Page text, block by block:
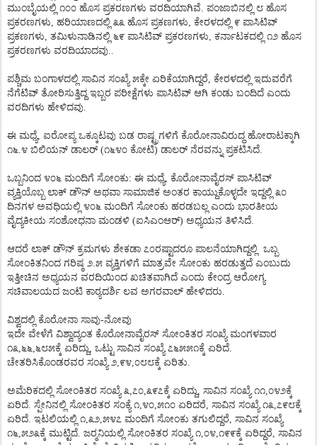
ಮುಂಬೈಯಲ್ಲಿ ೧೦೦ ಹೊಸ ಪ್ರಕರಣಗಳು ವರದಿಯಾಗಿವೆ. ಪಂಜಾಬಿನಲ್ಲಿ ೮ ಹೊಸ
ಪ್ರಕರಣಗಳು, ಹರಿಯಾಣದಲ್ಲಿ ೩೩ ಹೊಸ ಪ್ರಕಣಗಳು, ಕೇರಳದಲ್ಲಿ ೯ ಪಾಸಿಟಿವ್
ಪ್ರಕಣಗಳು, ತಮಿಳುನಾಡಿನಲ್ಲಿ ೬೯ ಪಾಸಿಟಿವ್ ಪ್ರಕರಣಗಳು, ಕರ್ನಾಟಕದಲ್ಲಿ ೧೨ ಹೊಸ
ಪ್ರಕರಣಗಳು ವರದಿಯಾದವು..
ಪಶ್ಚಿಮ ಬಂಗಾಳದಲ್ಲಿ ಸಾವಿನ ಸಂಖ್ಯೆ ೫ಕ್ಕೇ ಏರಿಕೆಯಾಗಿದ್ದರೆ, ಕೇರಳದಲ್ಲಿ ಇದುವರೆಗೆ
ನೆಗೆಟಿವ್ ತೋರಿಸುತ್ತಿದ್ದ ಇಬ್ಬರ ಪರೀಕ್ಷೆಗಳು ಪಾಸಿಟಿವ್ ಆಗಿ ಕಂಡು ಬಂದಿದೆ ಎಂದು
ವರದಿಗಳು ಹೇಳಿದವು.
ಈ ಮಧ್ಯೆ, ಐರೋಪ್ಯ ಒಕ್ಕೂಟವು ಬಡ ರಾಷ್ಟ್ರಗಳಿಗೆ ಕೊರೋನಾವಿರುದ್ಧ ಹೋರಾಟಕ್ಕಾಗಿ
೧೬.೪ ಬಿಲಿಯನ್ ಡಾಲರ್(೧೬೪೦ ಕೋಟಿ) ಡಾಲರ್ ನೆರವನ್ನು ಪ್ರಕಟಿಸಿದೆ.
ಒಬ್ಬನಿಂದ ೪೦೬ ಮಂದಿಗೆ ಸೋಂಕು: ಈ ಮಧ್ಯೆ, ಕೊರೋನಾವೈರಸ್ ಪಾಸಿಟಿವ್
ವ್ಯಕ್ತಿಯೊಬ್ಬ ಲಾಕ್ ಡೌನ್ ಅಥವಾ ಸಾಮಾಜಿಕ ಅಂತರ ಕಾಯ್ದುಕೊಳ್ಳದೇ ಇದ್ದಲ್ಲಿ ೩೦
ದಿನಗಳ ಅವಧಿಯಲ್ಲಿ ೪೦೬ ಮಂದಿಗೆ ಸೋಂಕು ಹರಡಬಲ್ಲ ಎಂದು ಭಾರತೀಯ
ವೈದ್ಯಕೀಯ ಸಂಶೋಧನಾ ಮಂಡಳಿ (ಐಸಿಎಂಆರ್) ಅಧ್ಯಯನ ತಿಳಿಸಿದೆ.
ಆದರೆ ಲಾಕ್ ಡೌನ್ ಕ್ರಮಗಳು ಶೇಕಡಾ ೭೦ರಷ್ಟಾದರೂ ಪಾಲನೆಯಾಗಿದ್ದಲ್ಲಿ ಒಬ್ಬ
ಸೋಂಕಿತನಿಂದ ಗರಿಷ್ಠ ೨.೫ ವ್ಯಕ್ತಿಗಳಿಗೆ ಮಾತ್ರವೇ ಸೋಂಕು ಹರಡುತ್ತದೆ ಎಂಬುದು
ಇತ್ತೀಚಿನ ಅಧ್ಯಯನ ವರದಿಯಿಂದ ಖಚಿತವಾಗಿದೆ ಎಂದು ಕೇಂದ್ರ ಆರೋಗ್ಯ
ಸಚಿವಾಲಯದ ಜಂಟಿ ಕಾರ್‍ಯದರ್ಶಿ ಲವ ಅಗರವಾಲ್ ಹೇಳಿದರು.
ವಿಶ್ವದಲ್ಲಿ ಕೊರೋನಾ ಸಾವು-ನೋವು
ಇದೇ ವೇಳೆಗೆ ವಿಶ್ವಾದ್ಯಂತ ಕೊರೋನಾವೈರಸ್ ಸೋಂಕಿತರ ಸಂಖ್ಯೆ ಮಂಗಳವಾರ
೧೩,೬೬,೬೮೫ಕ್ಕೆ ಏರಿದ್ದು, ಒಟ್ಟು ಸಾವಿನ ಸಂಖ್ಯೆ ೭೬೫೫೧ಕ್ಕೆ ಏರಿದೆ.
ಚೇತರಿಸಿಕೊಂಡರವರ ಸಂಖ್ಯೆ ೨,೯೪,೦೮೮ಕ್ಕೆ ಏರಿತು.
ಅಮೆರಿಕದಲ್ಲಿ ಸೋಂಕಿತರ ಸಂಖ್ಯೆ ೩,೭೦,೩೯೭ಕ್ಕೆ ಏರಿದ್ದು, ಸಾವಿನ ಸಂಖ್ಯೆ ೧೧,೦೪೨ಕ್ಕೆ
ಏರಿದೆ. ಸ್ಪೇನಿನಲ್ಲಿ ಸೋಂಕಿತರ ಸಂಕ್ಯೆ ೧,೪೦,೫೧೦ ಏರಿದರೆ, ಸಾವಿನ ಸಂಖ್ಯೆ ೧೩,೭೯೮ಕ್ಕೆ
ಏರಿದೆ. ಇಟಲಿಯಲ್ಲಿ ೧,೩೨,೫೪೭ ಮಂದಿಗೆ ಸೋಂಕು ತಗುಲಿದ್ದರೆ, ಸಾವಿನ ಸಂಖ್ಯೆ
೧೬,೫೨೩ಕ್ಕೆ ಮುಟ್ಟಿದೆ. ಜರ್‍ಮನಿಯಲ್ಲಿ ಸೋಂಕಿತರ ಸಂಖ್ಯೆ ೧,೦೪,೧೯೯ಕ್ಕೆ ಏರಿದ್ದರೆ, ಸಾವಿನ